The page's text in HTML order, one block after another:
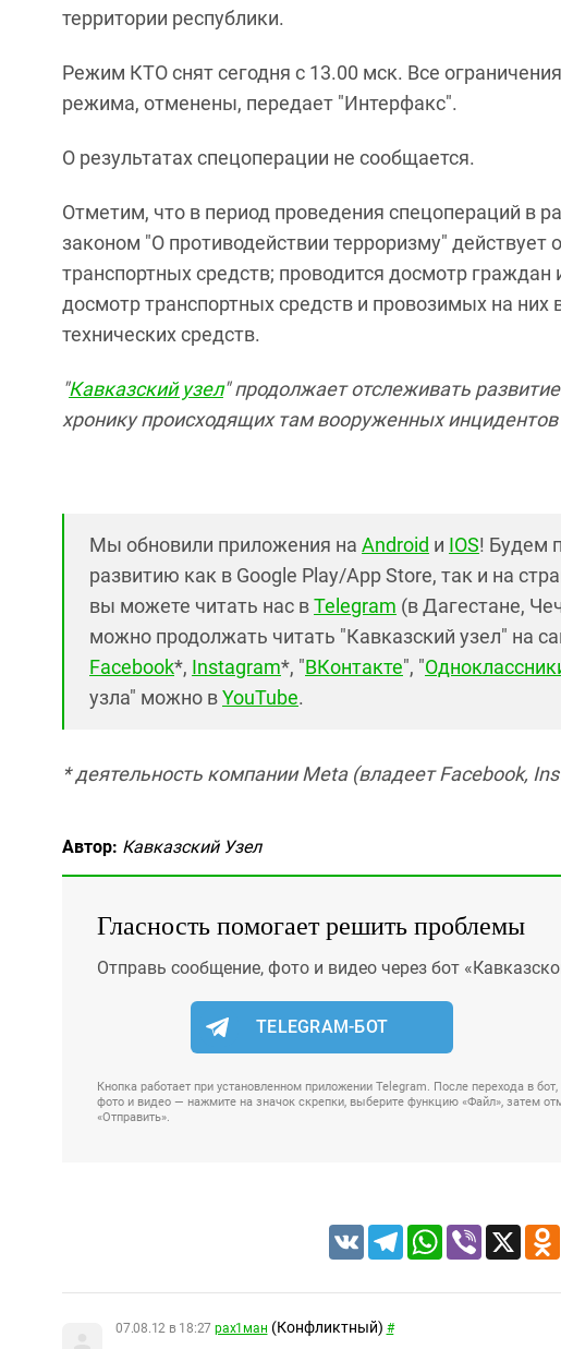
территории республики.
Режим КТО снят сегодня с 13.00 мск. Все
режима, отменены, передает "Интерфакс".
О результатах спецоперации не сообщается.
Отметим, что в период проведения спецопераций в
законом "О противодействии терроризму" действует
транспортных средств; проводится досмотр
досмотр транспортных средств и провозимых на
технических средств.
"Кавказский узел" продолжает отслеживать
хронику происходящих там вооруженных
Мы обновили приложения на Android и IOS! Будем
развитию как в Google Play/App Store, так и на
вы можете читать нас вTelegram (в Дагестане,
можно продолжать читать "Кавказский узел" на
Facebook*, Instagram*, "ВКонтакте", "
узла" можно вYouTube.
* деятельность компании Meta (владеет Facebook,
Автор: Кавказский Узел
Гласность помогает решить проблемы
Отправь сообщение, фото и видео через бот
TELEGRAM-БОТ
Кнопка работает при установленном приложении Telegram. После перехода в
фото и видео — нажмите на значок скрепки, выберите функцию «Файл», затем
«Отправить».
VK TelegramWhatsApp
Viber X
07.08.12 в 18:27 рах1ман (Конфликтный) #